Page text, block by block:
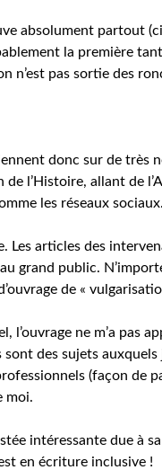
absolument partout
la première
n’est pas sortie des
donc sur de
l’Histoire, allant de
les réseaux sociaux.
Les articles des
grand public.
de «
l’ouvrage ne m’a pas
des sujets
(façon de
moi.
intéressante due à
en écriture inclusive !